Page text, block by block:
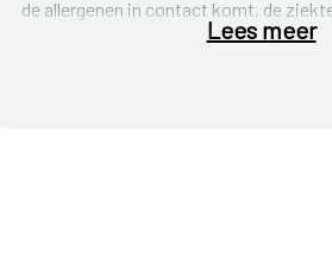
de allergenen in contact komt, de
Lees meer